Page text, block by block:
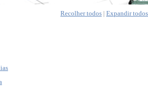
Recolher todos | Expandir todos